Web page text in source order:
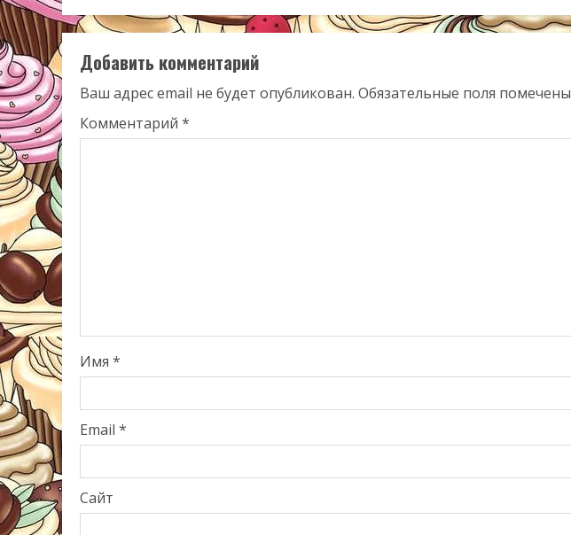
Добавить комментарий
Ваш адрес email не будет опубликован. Обязательные поля помечены
Комментарий *
Имя *
Email *
Сайт